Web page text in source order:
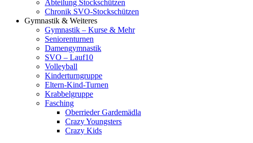
Abteilung Stockschützen
Chronik SVO-Stockschützen
Gymnastik & Weiteres
Gymnastik – Kurse & Mehr
Seniorenturnen
Damengymnastik
SVO – Lauf10
Volleyball
Kinderturngruppe
Eltern-Kind-Turnen
Krabbelgruppe
Fasching
Oberrieder Gardemädla
Crazy Youngsters
Crazy Kids